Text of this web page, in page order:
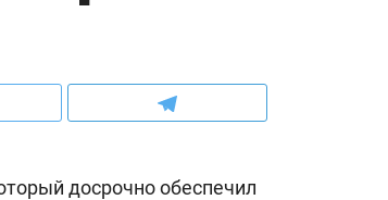
досрочно обеспечил